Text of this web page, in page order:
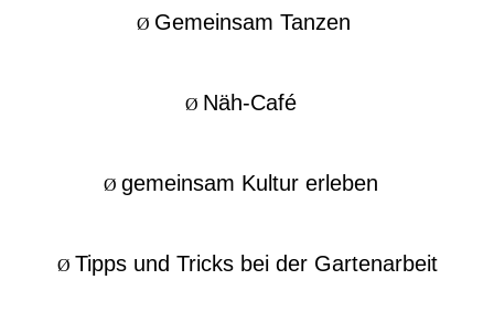
Ø Gemeinsam Tanzen
Ø Näh-Café
Ø gemeinsam Kultur erleben
Ø Tipps und Tricks bei der Gartenarbeit